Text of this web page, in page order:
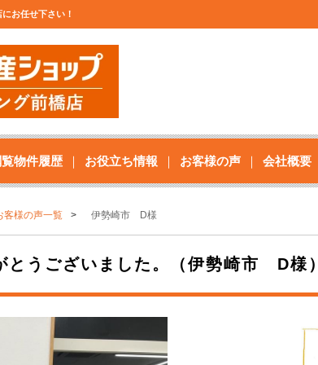
お任せ下さい！
覧物件履歴 お役立ち情報 お客様の声 会社概要
客様の声一覧 伊勢崎市 D様
とうございました。（伊勢崎市 D様）